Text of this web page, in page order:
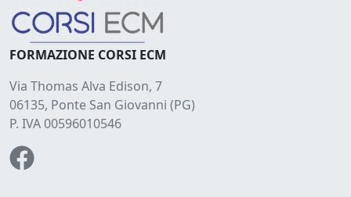
FORMAZIONE CORSI ECM
Via Thomas Alva Edison, 7
06135, Ponte San Giovanni (PG)
P. IVA 00596010546